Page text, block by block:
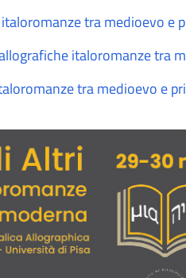
tra medioevo e
italoromanze tra
tra medioevo e